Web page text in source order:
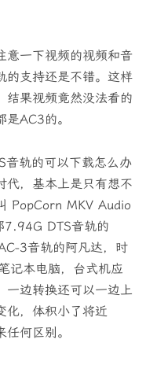
意一下视频的视频和音
的支持还是不错。这样
结果视频竟然没法看的
AC3的。
音轨的可以下载怎么办
代，基本上是只有想不
PopCorn MKV Audio
DTS音轨的
3音轨的阿凡达，时
记本电脑，台式机应
一边转换还可以一边上
化，体积小了将近
何区别。